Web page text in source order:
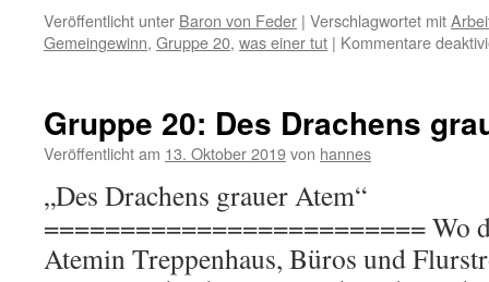
Veröffentlicht unter Baron von Feder | Verschlagwortet mit
Gemeingewinn, Gruppe 20, was einer tut | Kommentare
Gruppe 20: Des Drachens
Veröffentlicht am 13. Oktober 2019von hannes
„Des Drachens grauer Atem“
========================= Wo
Atemin Treppenhaus, Büros und